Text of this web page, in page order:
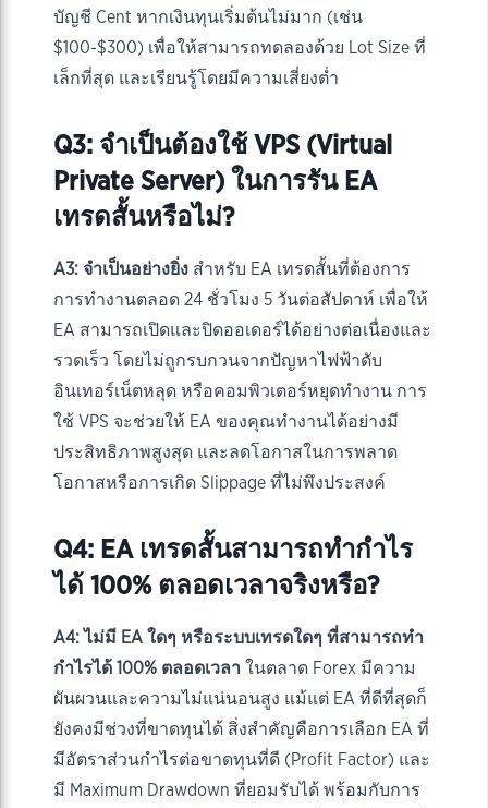
บัญชี Cent หากเงินทุนเริ่มต้นไม่มาก (เช่น
$100-$300) เพื่อให้สามารถทดลองด้วย Lot Size ที่
เล็กที่สุด และเรียนรู้โดยมีความเสี่ยงต่ำ
Q3: จำเป็นต้องใช้ VPS (Virtual
Private Server) ในการรัน EA
เทรดสั้นหรือไม่?
A3: จำเป็นอย่างยิ่ง สำหรับ EA เทรดสั้นที่ต้องการ
การทำงานตลอด 24 ชั่วโมง 5 วันต่อสัปดาห์ เพื่อให้
EA สามารถเปิดและปิดออเดอร์ได้อย่างต่อเนื่องและ
รวดเร็ว โดยไม่ถูกรบกวนจากปัญหาไฟฟ้าดับ
อินเทอร์เน็ตหลุด หรือคอมพิวเตอร์หยุดทำงาน การ
ใช้ VPS จะช่วยให้ EA ของคุณทำงานได้อย่างมี
ประสิทธิภาพสูงสุด และลดโอกาสในการพลาด
โอกาสหรือการเกิด Slippage ที่ไม่พึงประสงค์
Q4: EA เทรดสั้นสามารถทำกำไร
ได้ 100% ตลอดเวลาจริงหรือ?
A4: ไม่มี EA ใดๆ หรือระบบเทรดใดๆ ที่สามารถทำ
กำไรได้ 100% ตลอดเวลา ในตลาด Forex มีความ
ผันผวนและความไม่แน่นอนสูง แม้แต่ EA ที่ดีที่สุดก็
ยังคงมีช่วงที่ขาดทุนได้ สิ่งสำคัญคือการเลือก EA ที่
มีอัตราส่วนกำไรต่อขาดทุนที่ดี (Profit Factor) และ
มี Maximum Drawdown ที่ยอมรับได้ พร้อมกับการ